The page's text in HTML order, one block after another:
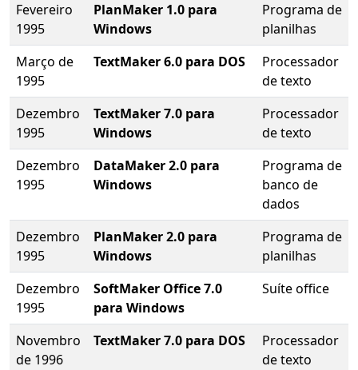
Fevereiro
1995
PlanMaker 1.0 para
Windows
Programa de
planilhas
Março de
1995
TextMaker 6.0 para DOS
Processador
de texto
Dezembro
1995
TextMaker 7.0 para
Windows
Processador
de texto
Dezembro
1995
DataMaker 2.0 para
Windows
Programa de
banco de
dados
Dezembro
1995
PlanMaker 2.0 para
Windows
Programa de
planilhas
Dezembro
1995
SoftMaker Office 7.0
para Windows
Suíte office
Novembro
de 1996
TextMaker 7.0 para DOS
Processador
de texto